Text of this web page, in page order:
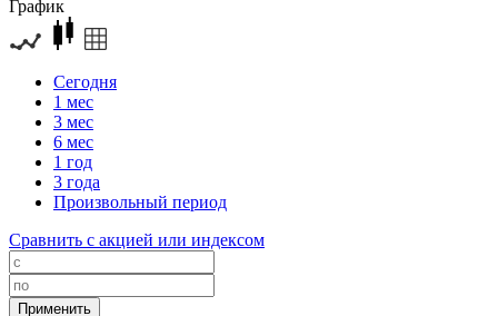
График
Сегодня
1 мес
3 мес
6 мес
1 год
3 года
Произвольный период
Сравнить с акцией или индексом